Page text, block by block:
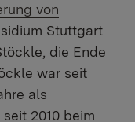
von
Stuttgart
die Ende
war seit
als
2010 beim